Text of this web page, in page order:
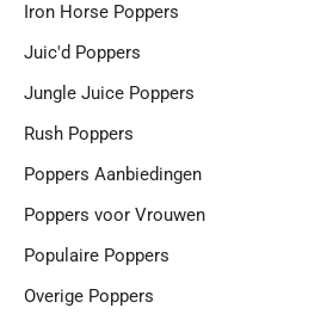
Iron Horse Poppers
Juic'd Poppers
Jungle Juice Poppers
Rush Poppers
Poppers Aanbiedingen
Poppers voor Vrouwen
Populaire Poppers
Overige Poppers